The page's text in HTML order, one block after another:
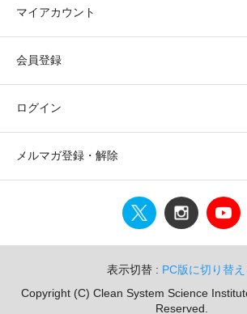
マイアカウント
会員登録
ログイン
メルマガ登録・解除
表示切替 : PC版に切り替え
Copyright (C) Clean System Science
Reserved.